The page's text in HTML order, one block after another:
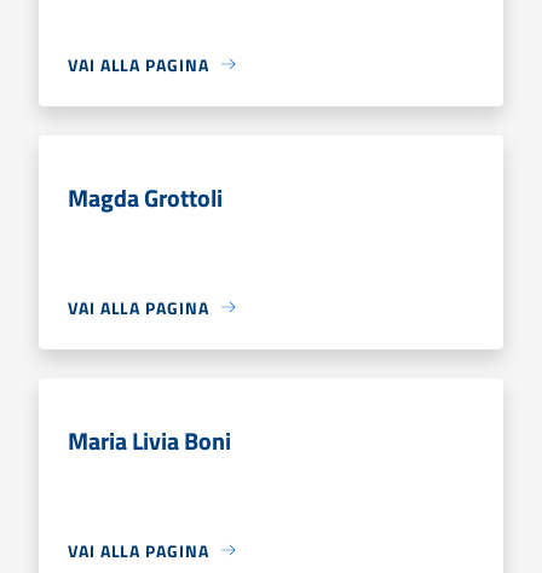
VAI ALLA PAGINA
Magda Grottoli
VAI ALLA PAGINA
Maria Livia Boni
VAI ALLA PAGINA